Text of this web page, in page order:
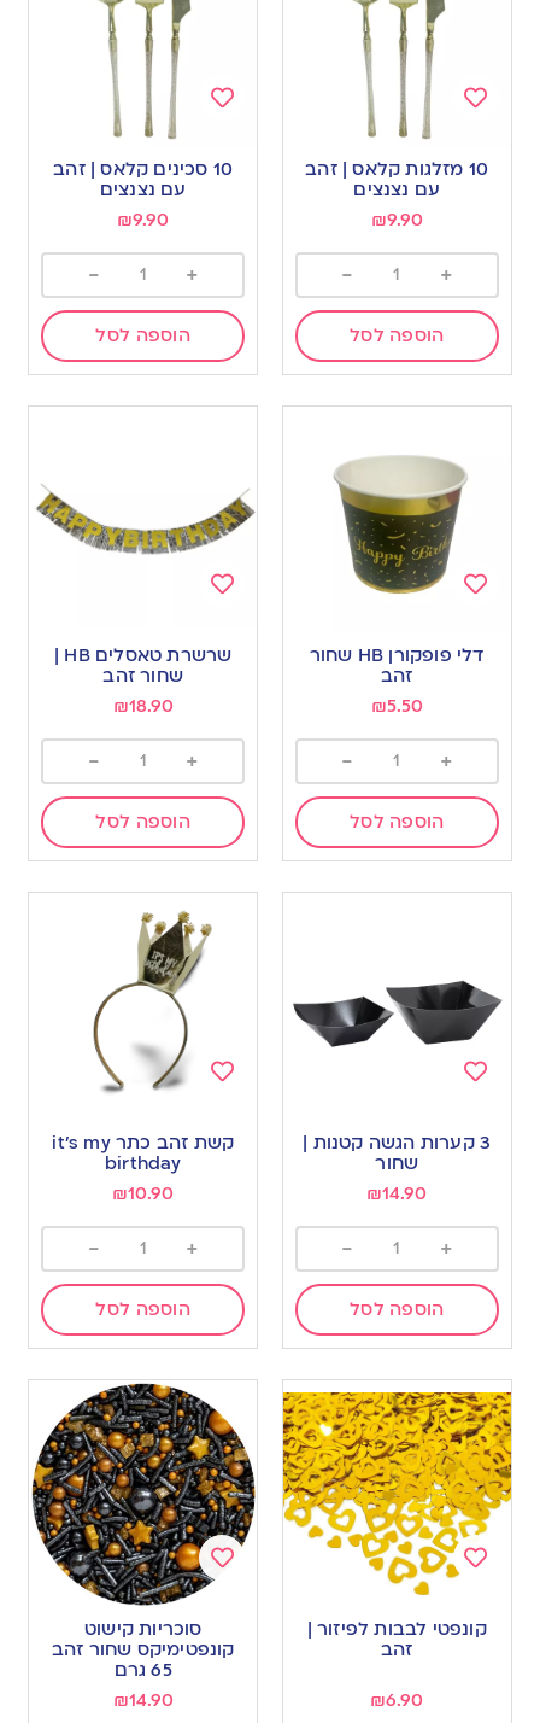
to
wishlist
10 מזלגות קלאס | זהב
עם נצנצים
₪9.90
+
-
הוספה לסל
to
wishlist
10 סכינים קלאס | זהב
עם נצנצים
₪9.90
+
-
הוספה לסל
to
דלי פופקורן HB שחור
זהב
₪5.50
+
-
הוספה לסל
to
wishlist
שרשרת טאסלים HB |
שחור זהב
₪18.90
+
-
הוספה לסל
to
wishlist
3 קערות הגשה קטנות |
שחור
₪14.90
+
-
הוספה לסל
to
wishlist
קשת זהב כתר it’s my
birthday
₪10.90
+
-
הוספה לסל
to
wishlist
קונפטי לבבות לפיזור |
זהב
₪6.90
Add
wishlist
סוכריות קישוט
קונפטימיקס שחור זהב
65 גרם
₪14.90